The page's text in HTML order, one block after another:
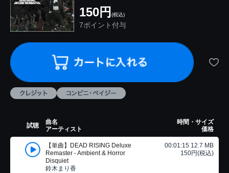
150円 (税込)
7ポイント付与
試聴
曲名
アーティスト
時間・サイズ
価格
【単曲】DEAD RISING Deluxe
Remaster - Ambient & Horror
Disquiet
鈴木まり香
00:01:15 12.7 MB
150円(税込)